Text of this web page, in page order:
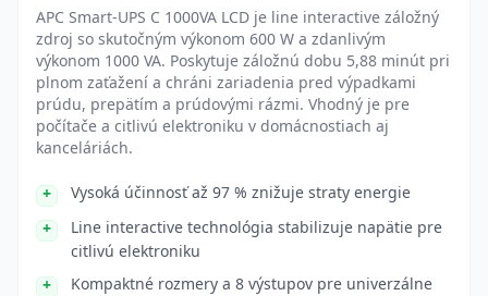
APC Smart-UPS C 1000VA LCD je line interactive záložný
zdroj so skutočným výkonom 600 W a zdanlivým
výkonom 1000 VA. Poskytuje záložnú dobu 5,88 minút pri
plnom zaťažení a chráni zariadenia pred výpadkami
prúdu, prepätím a prúdovými rázmi. Vhodný je pre
počítače a citlivú elektroniku v domácnostiach aj
kanceláriách.
Vysoká účinnosť až 97 % znižuje straty energie
Line interactive technológia stabilizuje napätie pre
citlivú elektroniku
Kompaktné rozmery a 8 výstupov pre univerzálne